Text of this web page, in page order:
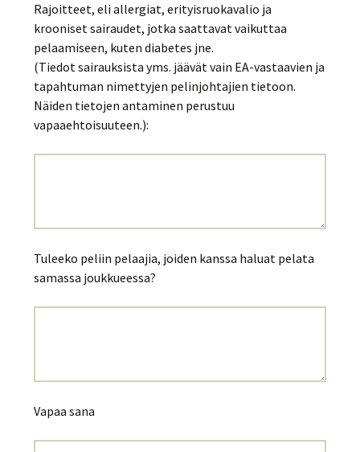
Rajoitteet, eli allergiat, erityisruokavalio ja
krooniset sairaudet, jotka saattavat vaikuttaa
pelaamiseen, kuten diabetes jne.
(Tiedot sairauksista yms. jäävät vain EA-vastaavien ja
tapahtuman nimettyjen pelinjohtajien tietoon.
Näiden tietojen antaminen perustuu
vapaaehtoisuuteen.):
Tuleeko peliin pelaajia, joiden kanssa haluat pelata
samassa joukkueessa?
Vapaa sana